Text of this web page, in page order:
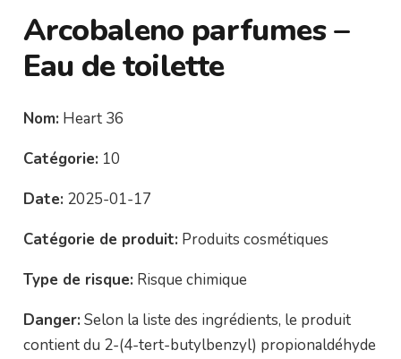
Arcobaleno parfumes –
Eau de toilette
Nom: Heart 36
Catégorie: 10
Date: 2025-01-17
Catégorie de produit: Produits cosmétiques
Type de risque: Risque chimique
Danger: Selon la liste des ingrédients, le produit
contient du 2-(4-tert-butylbenzyl) propionaldéhyde